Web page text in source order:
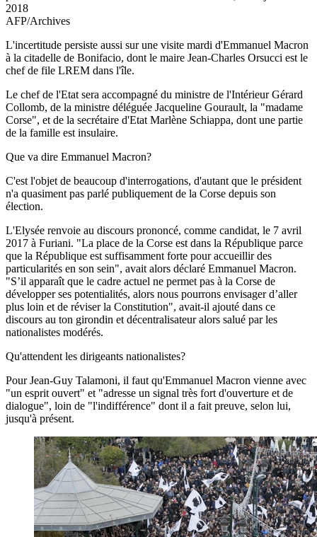
2018
AFP/Archives
L'incertitude persiste aussi sur une visite mardi d'Emmanuel Macron
à la citadelle de Bonifacio, dont le maire Jean-Charles Orsucci est le
chef de file LREM dans l'île.
Le chef de l'Etat sera accompagné du ministre de l'Intérieur Gérard
Collomb, de la ministre déléguée Jacqueline Gourault, la "madame
Corse", et de la secrétaire d'Etat Marlène Schiappa, dont une partie
de la famille est insulaire.
Que va dire Emmanuel Macron?
C'est l'objet de beaucoup d'interrogations, d'autant que le président
n'a quasiment pas parlé publiquement de la Corse depuis son
élection.
L'Elysée renvoie au discours prononcé, comme candidat, le 7 avril
2017 à Furiani. "La place de la Corse est dans la République parce
que la République est suffisamment forte pour accueillir des
particularités en son sein", avait alors déclaré Emmanuel Macron.
"S’il apparaît que le cadre actuel ne permet pas à la Corse de
développer ses potentialités, alors nous pourrons envisager d’aller
plus loin et de réviser la Constitution", avait-il ajouté dans ce
discours au ton girondin et décentralisateur alors salué par les
nationalistes modérés.
Qu'attendent les dirigeants nationalistes?
Pour Jean-Guy Talamoni, il faut qu'Emmanuel Macron vienne avec
"un esprit ouvert" et "adresse un signal très fort d'ouverture et de
dialogue", loin de "l'indifférence" dont il a fait preuve, selon lui,
jusqu'à présent.